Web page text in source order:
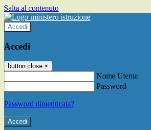
Salta al contenuto
Accedi
Accedi
button close ×
Nome Utente
Password
Password dimenticata?